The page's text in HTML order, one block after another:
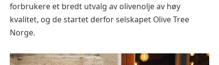
forbrukere et bredt utvalg av olivenolje av høy
kvalitet, og de startet derfor selskapet Olive Tree
Norge.